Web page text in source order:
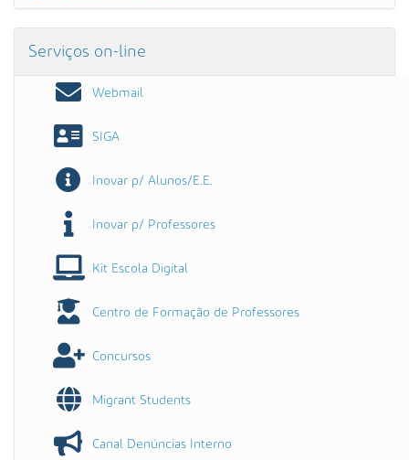
Serviços on-line
Webmail
SIGA
Inovar p/ Alunos/E.E.
Inovar p/ Professores
Kit Escola Digital
Centro de Formação de Professores
Concursos
Migrant Students
Canal Denúncias Interno